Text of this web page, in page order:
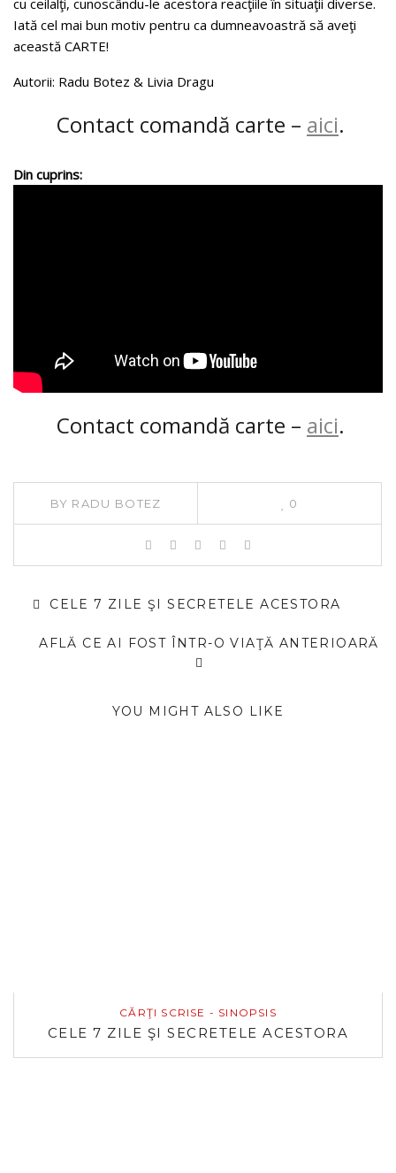
cu ceilalţi, cunoscându-le acestora reacţiile în situaţii diverse.
Iată cel mai bun motiv pentru ca dumneavoastră să aveţi
această CARTE!
Autorii: Radu Botez & Livia Dragu
Contact comandă carte – aici.
Din cuprins:
Contact comandă carte – aici.
BY RADU BOTEZ 0
CELE 7 ZILE ŞI SECRETELE ACESTORA
AFLĂ CE AI FOST ÎNTR-O VIAŢĂ ANTERIOARĂ
YOU MIGHT ALSO LIKE
CĂRŢI SCRISE - SINOPSIS
CELE 7 ZILE ŞI SECRETELE ACESTORA